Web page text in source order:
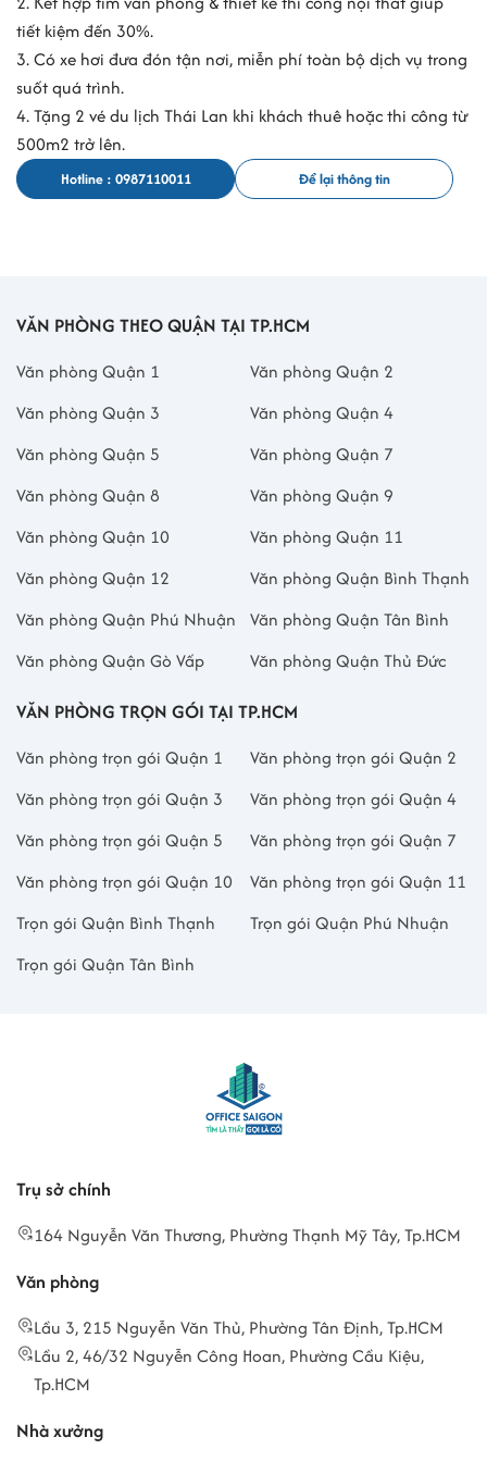
xem văn phòng
Dịch vụ đang cho thuê
tiết kiệm đến 30%.
3. Có xe hơi đưa đón tận nơi, miễn phí toàn bộ dịch vụ trong
suốt quá trình.
4. Tặng 2 vé du lịch Thái Lan khi khách thuê hoặc thi công từ
500m2 trở lên.
Hotline : 0987110011 Để lại thông tin
VĂN PHÒNG THEO QUẬN TẠI TP.HCM
Văn phòng Quận 1
Văn phòng Quận 2
Văn phòng Quận 3
Văn phòng Quận 4
Văn phòng Quận 5
Văn phòng Quận 7
Văn phòng Quận 8
Văn phòng Quận 9
Văn phòng Quận 10
Văn phòng Quận 11
Văn phòng Quận 12
Văn phòng Quận Bình Thạnh
Văn phòng Quận Phú Nhuận
Văn phòng Quận Tân Bình
Văn phòng Quận Gò Vấp
Văn phòng Quận Thủ Đức
VĂN PHÒNG TRỌN GÓI TẠI TP.HCM
Văn phòng trọn gói Quận 1
Văn phòng trọn gói Quận 2
Văn phòng trọn gói Quận 3
Văn phòng trọn gói Quận 4
Văn phòng trọn gói Quận 5
Văn phòng trọn gói Quận 7
Văn phòng trọn gói Quận 10
Văn phòng trọn gói Quận 11
Trọn gói Quận Bình Thạnh
Trọn gói Quận Phú Nhuận
Trọn gói Quận Tân Bình
Trụ sở chính
164 Nguyễn Văn Thương, Phường Thạnh Mỹ Tây, Tp.HCM
Văn phòng
Lầu 3, 215 Nguyễn Văn Thủ, Phường Tân Định, Tp.HCM
Lầu 2, 46/32 Nguyễn Công Hoan, Phường Cầu Kiệu,
Tp.HCM
Nhà xưởng